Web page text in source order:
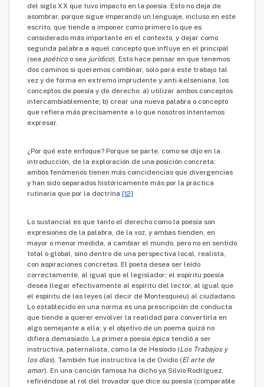
del siglo XX que tuvo impacto en la poesía. Esto no deja de
asombrar, porque sigue imperando un lenguaje, incluso en este
escrito, que tiende a imponer como primero lo que es
considerado más importante en el contexto, y dejar como
segunda palabra a aquel concepto que influye en el principal
(sea poético o sea jurídico). Esto hace pensar en que tenemos
dos caminos si queremos combinar, solo para este trabajo tal
vez y de forma en extremo imprudente y anti-kelseniana, los
conceptos de poesía y de derecho: a) utilizar ambos conceptos
intercambiablemente; b) crear una nueva palabra o concepto
que refiera más precisamente a lo que nosotros intentamos
expresar.
¿Por qué este enfoque? Porque se parte, como se dijo en la
introducción, de la exploración de una posición concreta:
ambos fenómenos tienen más coincidencias que divergencias
y han sido separados históricamente más por la práctica
rutinaria que por la doctrina.[12]
Lo sustancial es que tanto el derecho como la poesía son
expresiones de la palabra, de la voz, y ambas tienden, en
mayor o menor medida, a cambiar el mundo, pero no en sentido
total o global, sino dentro de una perspectiva local, realista,
con aspiraciones concretas. El poeta desea ser leído
correctamente, al igual que el legislador; el espíritu poesía
desea llegar efectivamente al espíritu del lector, al igual que
el espíritu de las leyes (al decir de Montesquieu) al ciudadano.
Lo establecido en una norma es una prescripción de conducta
que tiende a querer envolver la realidad para convertirla en
algo semejante a ella; y el objetivo de un poema quizá no
difiera demasiado. La primera poesía épica tendió a ser
instructiva, paternalista, como la de Hesíodo (Los Trabajos y
los días). También fue instructiva la de Ovidio (El arte de
amar). En una canción famosa ha dicho ya Silvio Rodríguez,
refiriéndose al rol del trovador que dice su poesía (comparable